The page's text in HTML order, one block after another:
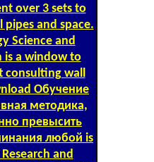
over 3 sets to
and space.
Science and
is a window to
consulting wall
Обучение
методика,
превысить
любой is
and